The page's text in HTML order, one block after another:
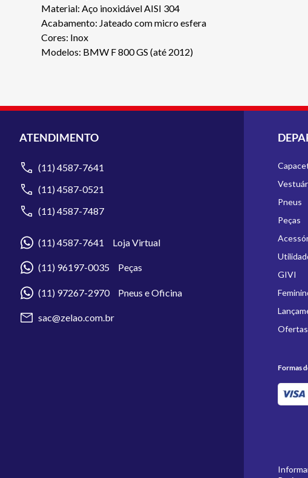
Material: Aço inoxidável AISI 304
Acabamento: Jateado com micro esfera
Cores: Inox
Modelos: BMW F 800 GS (até 2012)
ATENDIMENTO
(11) 4587-7641
(11) 4587-0521
(11) 4587-7487
(11) 4587-7641 Loja Virtual
(11) 96197-0035 Peças
(11) 97267-2970 Pneus e Oficina
sac@zelao.com.br
Pneus
Peças
GIVI
Ofertas
Formas